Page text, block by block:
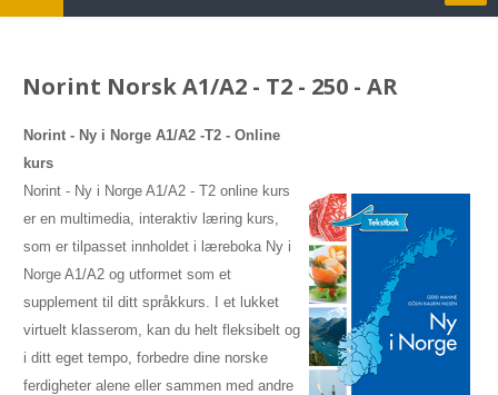
Search
Norint Norsk A1/A2 - T2 - 250 - AR
Norint - Ny i Norge A1/A2 -T2 - Online
kurs
Norint - Ny i Norge A1/A2 - T2 online kurs
er en multimedia, interaktiv læring kurs,
som er tilpasset innholdet i læreboka Ny i
Norge A1/A2 og utformet som et
supplement til ditt språkkurs. I et lukket
virtuelt klasserom, kan du helt fleksibelt og
i ditt eget tempo, forbedre dine norske
ferdigheter alene eller sammen med andre